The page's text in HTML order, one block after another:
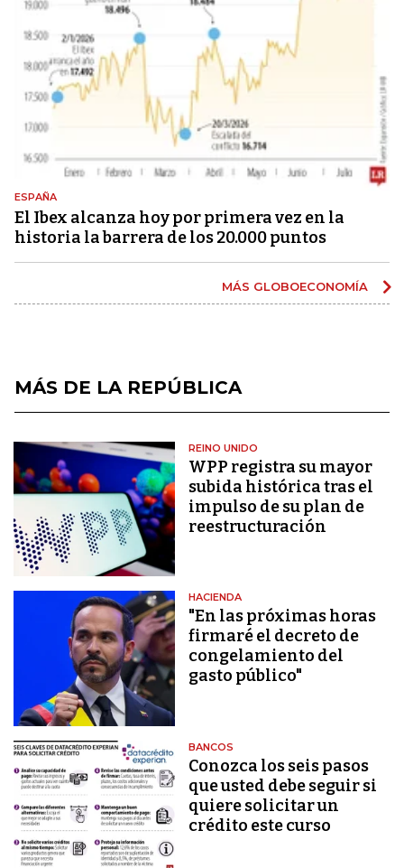
ESPAÑA
El Ibex alcanza hoy por primera vez en la
historia la barrera de los 20.000 puntos
MÁS GLOBOECONOMÍA
MÁS DE LA REPÚBLICA
REINO UNIDO
WPP registra su mayor
subida histórica tras el
impulso de su plan de
reestructuración
HACIENDA
"En las próximas horas
firmaré el decreto de
congelamiento del
gasto público"
BANCOS
Conozca los seis pasos
que usted debe seguir si
quiere solicitar un
crédito este curso